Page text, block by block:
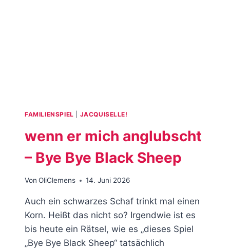
FAMILIENSPIEL JACQUISELLE!
wenn er mich anglubscht
– Bye Bye Black Sheep
Von OliClemens 14. Juni 2026
Auch ein schwarzes Schaf trinkt mal einen
Korn. Heißt das nicht so? Irgendwie ist es
bis heute ein Rätsel, wie es „dieses Spiel
„Bye Bye Black Sheep“ tatsächlich